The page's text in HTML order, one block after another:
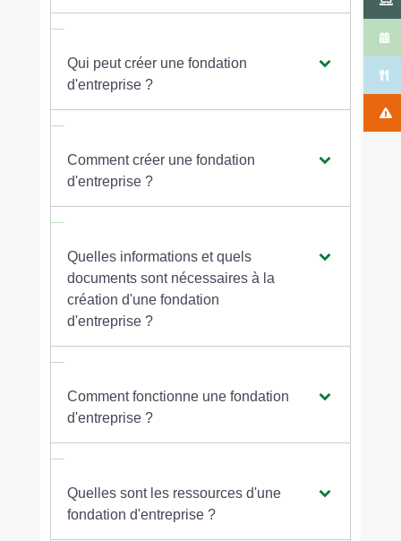
Qui peut créer une fondation
d'entreprise ?
Comment créer une fondation
d'entreprise ?
Quelles informations et quels
documents sont nécessaires à la
création d'une fondation
d'entreprise ?
Comment fonctionne une fondation
d'entreprise ?
Quelles sont les ressources d'une
fondation d'entreprise ?